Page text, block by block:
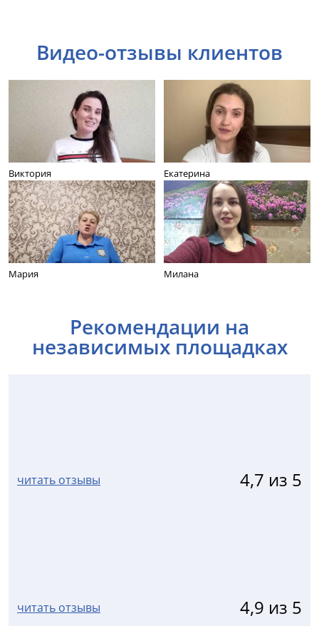
Видео-отзывы клиентов
Виктория Екатерина
Мария Милана
Рекомендации на
независимых площадках
читать отзывы 4,7 из 5
читать отзывы 4,9 из 5